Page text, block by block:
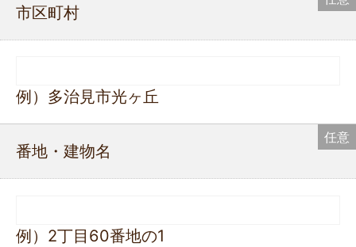
市区町村
例）多治見市光ヶ丘
番地・建物名
例）2丁目60番地の1